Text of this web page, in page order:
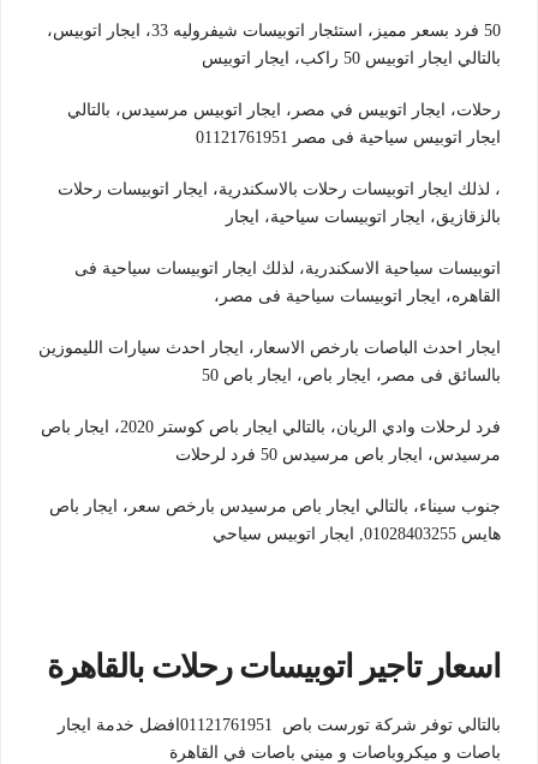
50 فرد بسعر مميز، استئجار اتوبيسات شيفروليه 33، ايجار اتوبيس،
بالتالي ايجار
اتوبيس 50 راكب، ايجار اتوبيس
رحلات، ايجار اتوبيس في مصر، ايجار اتوبيس مرسيدس، بالتالي
ايجار اتوبيس سياحية فى مصر 01121761951
، لذلك ايجار اتوبيسات رحلات بالاسكندرية، ايجار اتوبيسات رحلات
بالزقازيق، ايجار اتوبيسات سياحية، ايجار
اتوبيسات سياحية الاسكندرية، لذلك ايجار اتوبيسات سياحية فى
القاهره، ايجار اتوبيسات سياحية فى مصر،
ايجار احدث الباصات بارخص الاسعار، ايجار احدث سيارات الليموزين
بالسائق فى مصر، ايجار باص، ايجار باص 50
فرد لرحلات وادي الريان، بالتالي ايجار باص كوستر 2020، ايجار باص
مرسيدس، ايجار باص مرسيدس 50 فرد لرحلات
جنوب سيناء، بالتالي ايجار باص مرسيدس بارخص سعر، ايجار باص
هايس 01028403255, ايجار اتوبيس سياحي
اسعار تاجير اتوبيسات رحلات بالقاهرة
بالتالي توفر شركة تورست باص 01121761951افضل خدمة ايجار
باصات و ميكروباصات و ميني باصات في القاهرة